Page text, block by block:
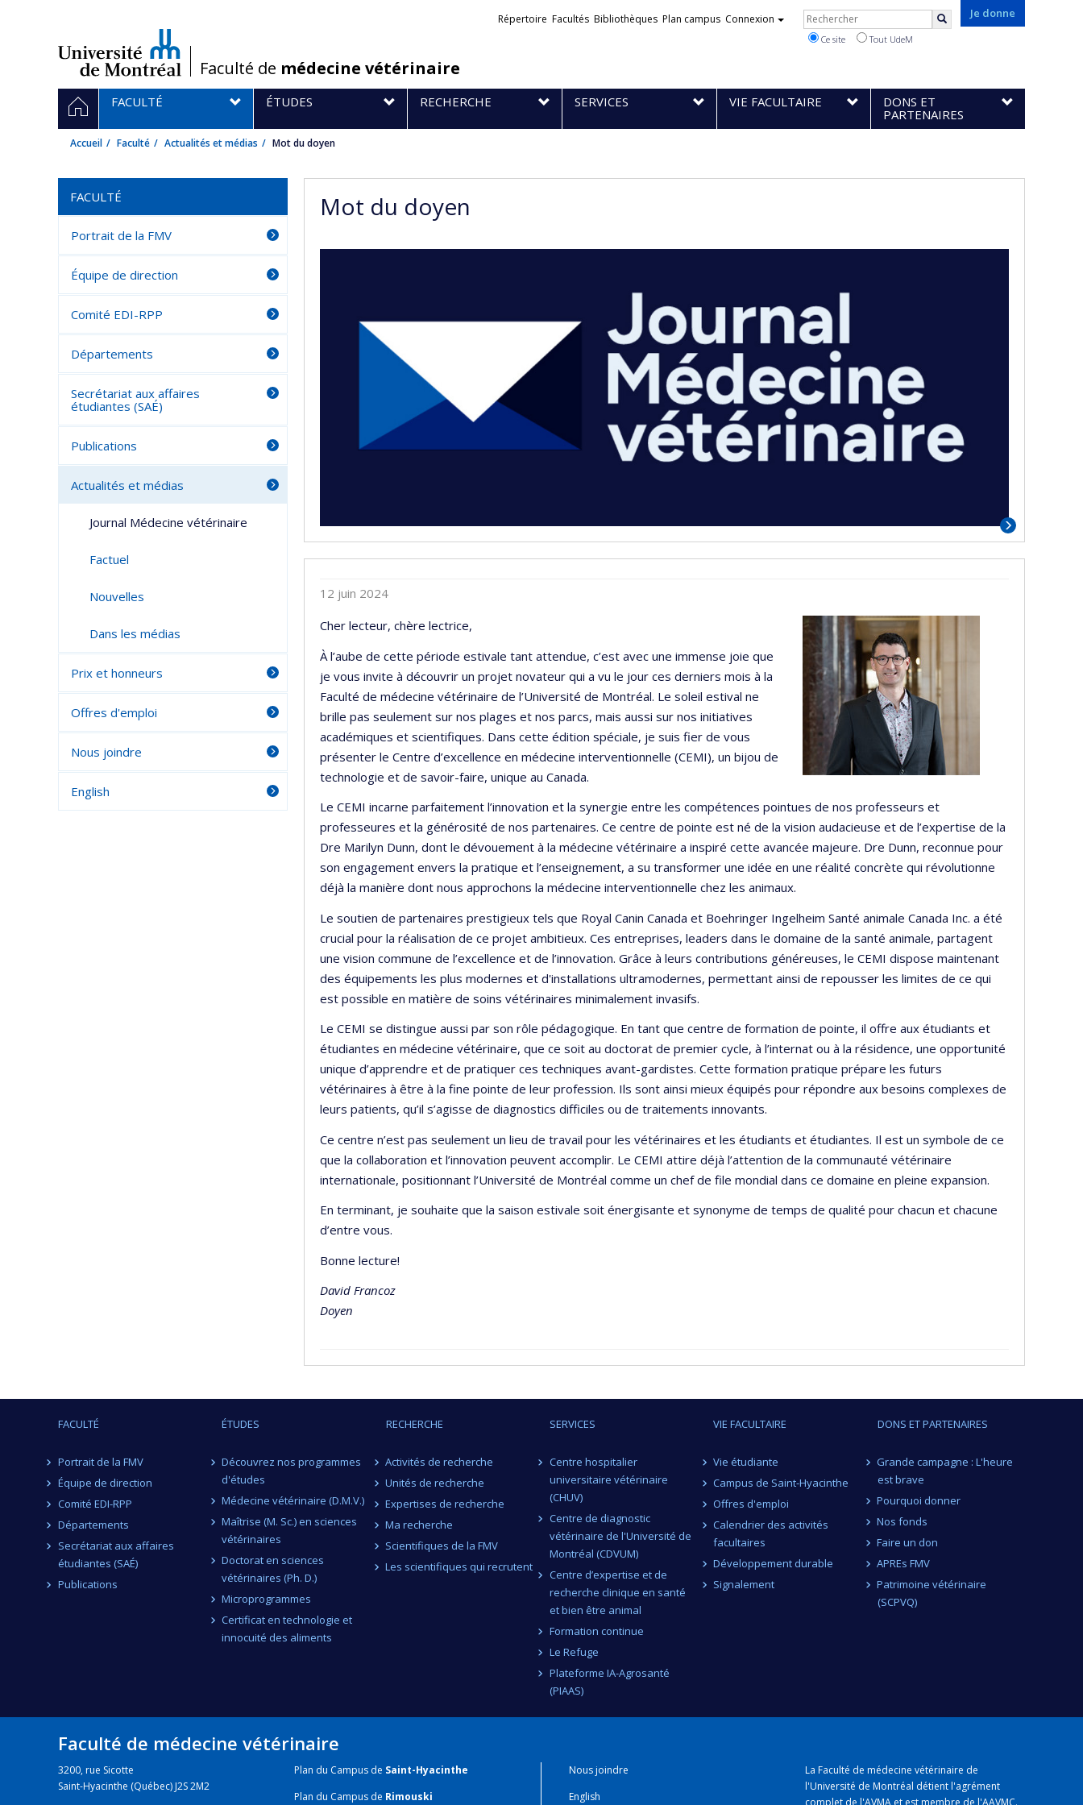
/Faculté de médecine vétérinaire
Je donne
Liens
Répertoire Facultés Bibliothèques Plan campus Connexion Rechercher
Ce site Tout UdeM
Navigation
principale
ACCUEIL
FACULTÉ ÉTUDES RECHERCHE SERVICES VIE FACULTAIRE
DONS ET
PARTENAIRES
Accueil Faculté Actualités et médias Mot du doyen
Mot du doyen
12 juin 2024
Cher lecteur, chère lectrice,
À l’aube de cette période estivale tant attendue, c’est avec une immense joie que
je vous invite à découvrir un projet novateur qui a vu le jour ces derniers mois à la
Faculté de médecine vétérinaire de l’Université de Montréal. Le soleil estival ne
brille pas seulement sur nos plages et nos parcs, mais aussi sur nos initiatives
académiques et scientifiques. Dans cette édition spéciale, je suis fier de vous
présenter le Centre d’excellence en médecine interventionnelle (CEMI), un bijou de
technologie et de savoir-faire, unique au Canada.
Le CEMI incarne parfaitement l’innovation et la synergie entre les compétences pointues de nos professeurs et
professeures et la générosité de nos partenaires. Ce centre de pointe est né de la vision audacieuse et de l’expertise de la
Dre Marilyn Dunn, dont le dévouement à la médecine vétérinaire a inspiré cette avancée majeure. Dre Dunn, reconnue pour
son engagement envers la pratique et l’enseignement, a su transformer une idée en une réalité concrète qui révolutionne
déjà la manière dont nous approchons la médecine interventionnelle chez les animaux.
Le soutien de partenaires prestigieux tels que Royal Canin Canada et Boehringer Ingelheim Santé animale Canada Inc. a été
crucial pour la réalisation de ce projet ambitieux. Ces entreprises, leaders dans le domaine de la santé animale, partagent
une vision commune de l’excellence et de l’innovation. Grâce à leurs contributions généreuses, le CEMI dispose maintenant
des équipements les plus modernes et d'installations ultramodernes, permettant ainsi de repousser les limites de ce qui
est possible en matière de soins vétérinaires minimalement invasifs.
Le CEMI se distingue aussi par son rôle pédagogique. En tant que centre de formation de pointe, il offre aux étudiants et
étudiantes en médecine vétérinaire, que ce soit au doctorat de premier cycle, à l’internat ou à la résidence, une opportunité
unique d’apprendre et de pratiquer ces techniques avant-gardistes. Cette formation pratique prépare les futurs
vétérinaires à être à la fine pointe de leur profession. Ils sont ainsi mieux équipés pour répondre aux besoins complexes de
leurs patients, qu’il s’agisse de diagnostics difficiles ou de traitements innovants.
Ce centre n’est pas seulement un lieu de travail pour les vétérinaires et les étudiants et étudiantes. Il est un symbole de ce
que la collaboration et l’innovation peuvent accomplir. Le CEMI attire déjà l’attention de la communauté vétérinaire
internationale, positionnant l’Université de Montréal comme un chef de file mondial dans ce domaine en pleine expansion.
En terminant, je souhaite que la saison estivale soit énergisante et synonyme de temps de qualité pour chacun et chacune
d’entre vous.
Bonne lecture!
David Francoz
Doyen
FACULTÉ
Portrait de la FMV
Équipe de direction
Comité EDI-RPP
Départements
Secrétariat aux affaires
étudiantes (SAÉ)
Publications
Actualités et médias
Journal Médecine vétérinaire
Factuel
Nouvelles
Dans les médias
Prix et honneurs
Offres d'emploi
Nous joindre
English
FACULTÉ
Portrait de la FMV
Équipe de direction
Comité EDI-RPP
Départements
Secrétariat aux affaires
étudiantes (SAÉ)
Publications
ÉTUDES
Découvrez nos programmes
d'études
Médecine vétérinaire (D.M.V.)
Maîtrise (M. Sc.) en sciences
vétérinaires
Doctorat en sciences
vétérinaires (Ph. D.)
Microprogrammes
Certificat en technologie et
innocuité des aliments
RECHERCHE
Activités de recherche
Unités de recherche
Expertises de recherche
Ma recherche
Scientifiques de la FMV
Les scientifiques qui recrutent
SERVICES
Centre hospitalier
universitaire vétérinaire
(CHUV)
Centre de diagnostic
vétérinaire de l'Université de
Montréal (CDVUM)
Centre d’expertise et de
recherche clinique en santé
et bien être animal
Formation continue
Le Refuge
Plateforme IA-Agrosanté
(PIAAS)
VIE FACULTAIRE
Vie étudiante
Campus de Saint-Hyacinthe
Offres d'emploi
Calendrier des activités
facultaires
Développement durable
Signalement
DONS ET PARTENAIRES
Grande campagne : L'heure
est brave
Pourquoi donner
Nos fonds
Faire un don
APREs FMV
Patrimoine vétérinaire
(SCPVQ)
Faculté de médecine vétérinaire
3200, rue Sicotte
Saint-Hyacinthe (Québec) J2S 2M2
Plan du Campus de Saint-Hyacinthe
Plan du Campus de Rimouski
Nous joindre
English
La Faculté de médecine vétérinaire de
l'Université de Montréal détientl'agrément
complet de l'AVMA et est membre de l'AAVMC.